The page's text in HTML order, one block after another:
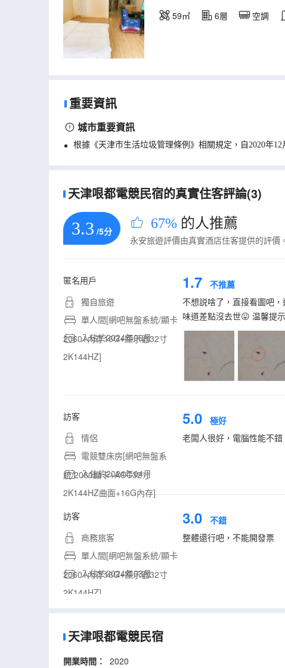
59㎡ 6層 空調
重要資訊
城市重要資訊
根據《天津市生活垃圾管理條例》相關規定，自2020年
天津哏都電競民宿的真實住客評論(3)
3.3 /5分 67% 的人推薦
永安旅遊評價由真實酒店住客提供的評價。
匿名用戶
獨自旅遊
單人間[網吧無盤系統/顯卡
2060+內存16G+顯示器32寸
2K144HZ]
入住於2024年06月
1.7 不推薦
不想説啥了，直接看圖吧
味道差點沒去世😛 温馨提
訪客
情侶
電競雙床房[網吧無盤系
統/2060顯卡+AOC32寸
2K144HZ曲面+16G內存]
入住於2024年04月
5.0 極好
老闆人很好，電腦性能不錯
訪客
商務旅客
單人間[網吧無盤系統/顯卡
2060+內存16G+顯示器32寸
2K144HZ]
入住於2024年03月
3.0 不錯
整體還行吧，不能開發票
天津哏都電競民宿
開業時間：
2020